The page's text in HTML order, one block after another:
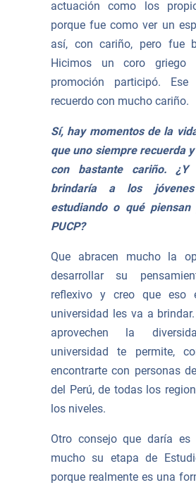
actuación como los
porque fue como ver un
así, con cariño, pero fue
Hicimos un coro
promoción participó.
recuerdo con mucho cariño.
Sí, hay momentos de la
que uno siempre recuerda
con bastante cariño. ¿Y
brindaría a los
estudiando o qué
PUCP?
Que abracen mucho la
desarrollar su
reflexivo y creo que
universidad les va a
aprovechen la
universidad te permite,
encontrarte con personas
del Perú, de todas los
los niveles.
Otro consejo que daría es
mucho su etapa de
porque realmente es una